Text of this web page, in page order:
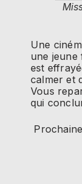
Une
une jeune
est
calmer et
Vous
qui